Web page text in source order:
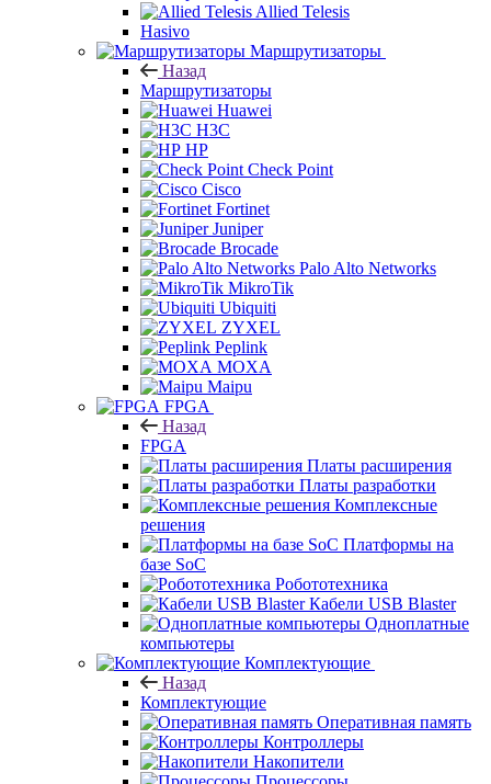
Allied Telesis
Hasivo
Маршрутизаторы
Назад
Маршрутизаторы
Huawei
H3C
HP
Check Point
Cisco
Fortinet
Juniper
Brocade
Palo Alto Networks
MikroTik
Ubiquiti
ZYXEL
Peplink
MOXA
Maipu
FPGA
Назад
FPGA
Платы расширения
Платы разработки
Комплексные
решения
Платформы на
базе SoC
Робототехника
Кабели USB Blaster
Одноплатные
компьютеры
Комплектующие
Назад
Комплектующие
Оперативная память
Контроллеры
Накопители